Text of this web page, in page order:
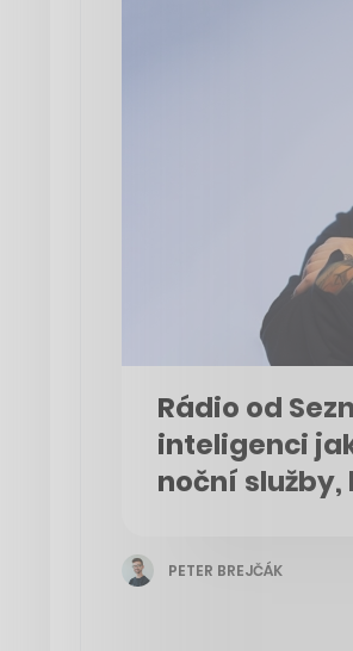
Rádio od
inteligenci
noční
PETER BREJČÁK